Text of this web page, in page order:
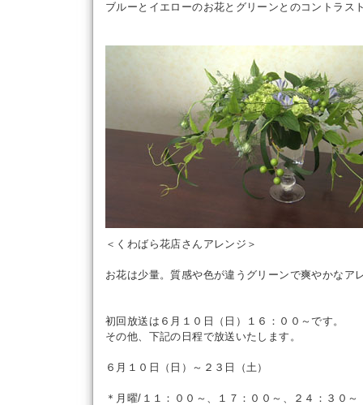
ブルーとイエローのお花とグリーンとのコントラス
＜くわばら花店さんアレンジ＞
お花は少量。質感や色が違うグリーンで爽やかなア
初回放送は６月１０日（日）１６：００～です。
その他、下記の日程で放送いたします。
６月１０日（日）～２３日（土）
＊月曜/１１：００～、１７：００～、２４：３０～